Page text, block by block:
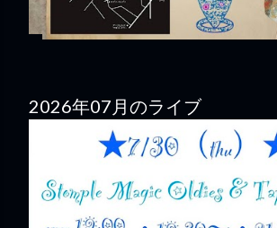
2026年07月のライブ